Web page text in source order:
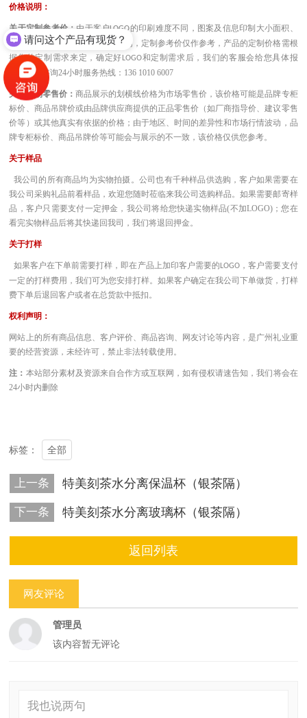
价格说明：
关于定制参考价： 由于客户LOGO的印刷难度不同，图案及信息印制大小面积、
工艺不同，因此价格也会有所不同，定制参考价仅作参考，产品的定制价格需根
据您的定制需求来定，确定好 LOGO和定制需求后，我们的客服会给您具体报
价。或者咨询24小时服务热线：136 1010 6007
关于市场零售价： 商品展示的划横线价格为市场零售价，该价格可能是品牌专柜
标价、商品吊牌价或由品牌供应商提供的正品零售价（如厂商指导价、建议零售
价等）或其他真实有依据的价格；由于地区、时间的差异性和市场行情波动，品
牌专柜标价、商品吊牌价等可能会与展示的不一致，该价格仅供您参考。
关于样品
我公司的所有商品均为实物拍摄。公司也有千种样品供选购，客户如果需要在
我公司采购礼品前看样品，欢迎您随时莅临来我公司选购样品。如果需要邮寄样
品，客户只需要支付一定押金，我公司将给您快递实物样品(不加LOGO)；您在
看完实物样品后将其快递回我司，我们将退回押金。
关于打样
如果客户在下单前需要打样，即在产品上加印客户需要的LOGO ，客户需要支付
一定的打样费用，我们可为您安排打样。如果客户确定在我公司下单做货，打样
费下单后退回客户或者在总货款中抵扣。
权利声明：
网站上的所有商品信息、客户评价、商品咨询、网友讨论等内容，是广州礼业重
要的经营资源，未经许可，禁止非法转载使用。
注： 本站部分素材及资源来自合作方或互联网，如有侵权请速告知，我们将会在
24小时内删除
标签： 全部
上一条 特美刻茶水分离保温杯（银茶隔）
下一条 特美刻茶水分离玻璃杯（银茶隔）
返回列表
网友评论
管理员
该内容暂无评论
请问这个产品有现货？